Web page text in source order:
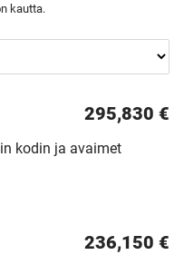
kautta.
295,830 €
kodin ja avaimet
236,150 €